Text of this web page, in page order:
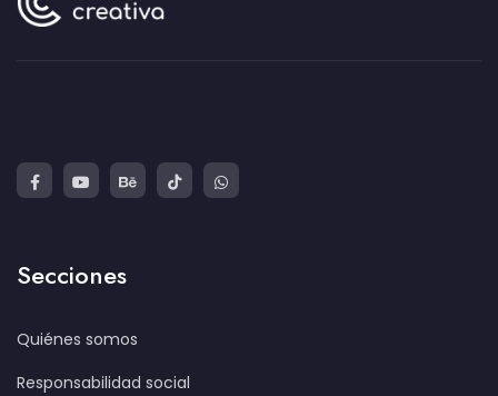
Secciones
Quiénes somos
Responsabilidad social